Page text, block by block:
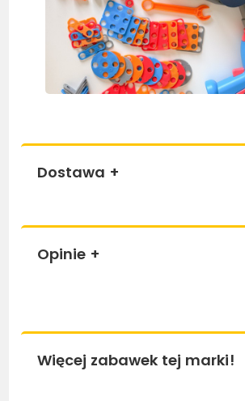
Dostawa +
Opinie +
Więcej zabawek tej marki!